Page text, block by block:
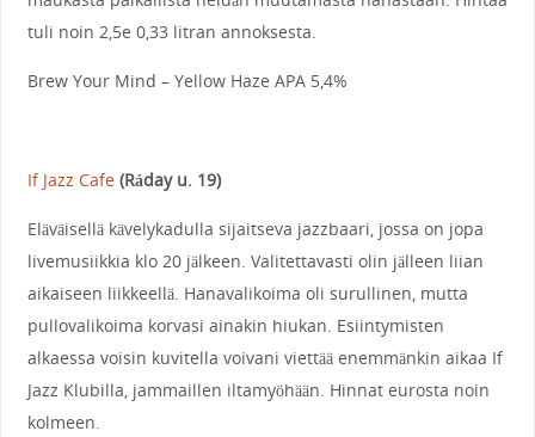
tuli noin 2,5e 0,33 litran annoksesta.
Brew Your Mind – Yellow Haze APA 5,4%
If Jazz Cafe (Ráday u. 19)
Eläväisellä kävelykadulla sijaitseva jazzbaari, jossa on jopa
livemusiikkia klo 20 jälkeen. Valitettavasti olin jälleen liian
aikaiseen liikkeellä. Hanavalikoima oli surullinen, mutta
pullovalikoima korvasi ainakin hiukan. Esiintymisten
alkaessa voisin kuvitella voivani viettää enemmänkin aikaa If
Jazz Klubilla, jammaillen iltamyöhään. Hinnat eurosta noin
kolmeen.